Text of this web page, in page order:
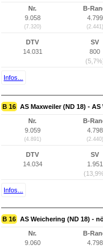
Nr.
9.058
(7.320)
B-
4.799
(2.441)
DTV
14.031
SV
800
Infos...
B 16 AS Maxweiler (ND 18) -
Nr.
9.059
(4.891)
B-
4.798
(2.440)
DTV
14.034
SV
1.951
Infos...
B 16 AS Weichering (ND 18) -
Nr.
9.060
B-
4.798